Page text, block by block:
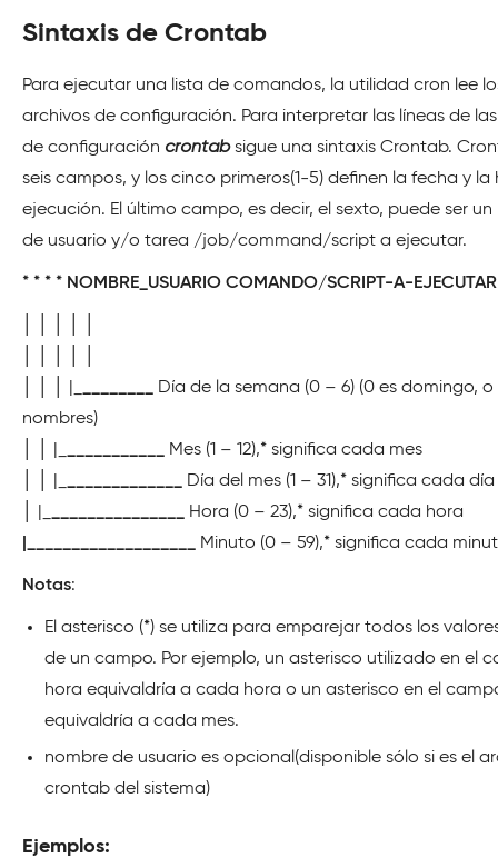
Sintaxis de Crontab
Para ejecutar una lista de comandos, la utilidad cron lee
archivos de configuración. Para interpretar las líneas de
de configuración crontabsigue una sintaxis Crontab.
seis campos, y los cinco primeros(1-5) definen la fecha y la
ejecución. El último campo, es decir, el sexto, puede ser
de usuario y/o tarea /job/command/script a ejecutar.
* * * * NOMBRE_USUARIO COMANDO/SCRIPT-A-EJECUTAR
Día de la semana (0 – 6) (0 es domingo, o
nombres)
Mes (1 – 12),* significa cada mes
Día del mes (1 – 31),* significa cada día
Hora (0 – 23),* significa cada hora
Minuto (0 – 59),* significa cada
Notas:
El asterisco (*) se utiliza para emparejar todos los
de un campo. Por ejemplo, un asterisco utilizado en el
hora equivaldría a cada hora o un asterisco en el
equivaldría a cada mes.
nombre de usuario es opcional(disponible sólo si es el
crontab del sistema)
Ejemplos: